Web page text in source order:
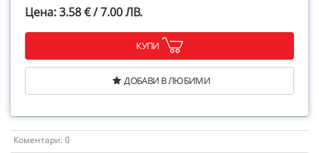
Цена: 3.58 € / 7.00 ЛВ.
КУПИ
ДОБАВИ В ЛЮБИМИ
Коментари: 0